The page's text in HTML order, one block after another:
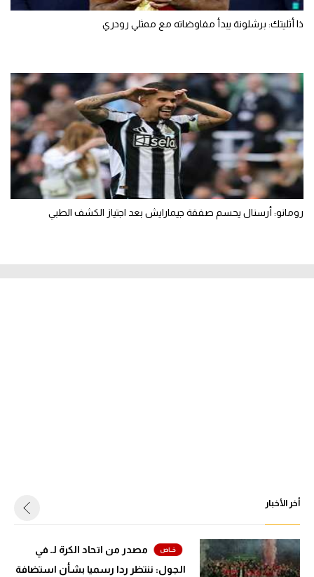
ذا أثليتك: برشلونة يبدأ مفاوضاته مع ممثلي رودري
رومانو: أرسنال يحسم صفقة جيمارايش بعد اجتياز الكشف الطبي
أخر الأخبار
مصدر من اتحاد الكرة لـ في
الجول: ننتظر ردا رسميا بشأن استضافة